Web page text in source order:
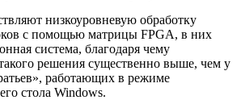
низкоуровневую обработку
с помощью матрицы FPGA, в них
система, благодаря чему
решения существенно выше, чем у
работающих в режиме
стола Windows.